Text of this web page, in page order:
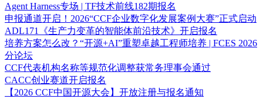
Agent Harness专场 | TF技术前线182期报名
申报通道开启！2026“CCF企业数字化发展案例大赛”正式启动
ADL171《生产力变革的智能体前沿技术》开启报名
培养方案怎么改？“开源+AI”重塑卓越工程师培养 | FCES 2026
分论坛
CCF代表机构名称等规范化调整获常务理事会通过
CACC创业赛道开启报名
【2026 CCF中国开源大会】开放注册与报名通知